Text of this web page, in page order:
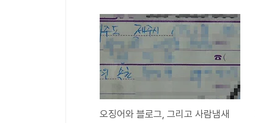
린 공간으로 만드는 역할을 했다. 고준성
TFT장은 “그 당시 최대 고민은 오마이뉴스
와 같은 시민기자 모델을 어떻게 블로그로 연
계할 수 있을까 하는 것이었다”고 말했다. 그
는 “어떤 블로거도 블로그에 뉴스를 쓴다는
인식이 없었던 상태여서 프리랜서·통신원들
을 일일이 만나며 ‘블로거뉴스’라는 ‘새로운
오징어와 블로그, 그리고 사람냄새